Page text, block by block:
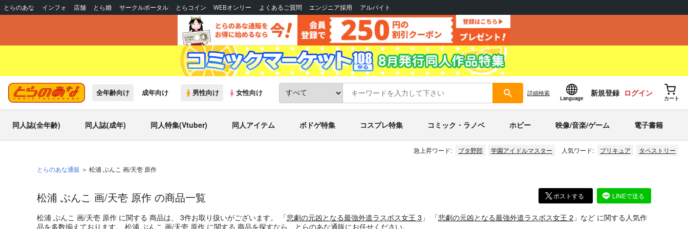
とらのあな インフォ 店舗 とら婚 サークルポータル とらコイン WEBオンリー よくあるご質問 エンジニア採用 アルバイト
全年齢向け 成年向け 男性向け 女性向け 詳細検索
Language
新規登録 ログイン
カート
同人誌(全年齢) 同人誌(成年) 同人特集(Vtuber) 同人アイテム ボドゲ特集 コスプレ特集 コミック・ラノベ ホビー 映像/音楽/ゲーム 電子書籍
急上昇ワード: ブタ野郎 学園アイドルマスター 人気ワード: プリキュア タペストリー
とらのあな通販 松浦 ぶんこ 画/天壱 原作
ポストする LINEで送る
松浦 ぶんこ 画/天壱 原作 の商品一覧
松浦 ぶんこ 画/天壱 原作 に関する 商品は、 3件お取り扱いがございます。 「悲劇の元凶となる最強外道ラスボス女王 3 」 「悲劇の元凶となる最強外道ラスボス女王 2 」 など に関する人気作
品を多数揃えております。 松浦 ぶんこ 画/天壱 原作 に関する 商品を探すなら、とらのあな通販にお任せください。